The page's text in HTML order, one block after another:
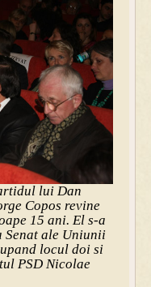
lui Dan
Copos revine
15 ani. El s-a
Senat ale Uniunii
locul doi si
PSD Nicolae